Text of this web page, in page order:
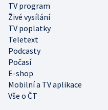
TV program
Živé vysílání
TV poplatky
Teletext
Podcasty
Počasí
E-shop
Mobilní a TV aplikace
Vše o ČT